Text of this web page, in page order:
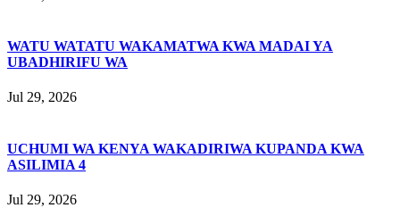
WATU WATATU WAKAMATWA KWA MADAI YA
UBADHIRIFU WA
Jul 29, 2026
UCHUMI WA KENYA WAKADIRIWA KUPANDA KWA
ASILIMIA 4
Jul 29, 2026